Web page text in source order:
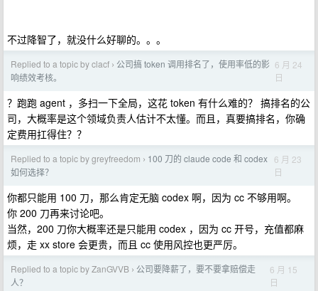
不过降智了，就没什么好聊的。。。
Replied to a topic by clacf › 公司搞 token 调用排名了，使用率低的影
响绩效考核。
6 月 24
日
？跑跑 agent ，多扫一下全局，这花 token 有什么难的？ 搞排名的公
司，大概率是这个领域负责人估计不太懂。而且，真要搞排名，你确
定费用扛得住？？
Replied to a topic by greyfreedom › 100 刀的 claude code 和 codex
如何选择？
6 月 23
日
你都只能用 100 刀，那么肯定无脑 codex 啊，因为 cc 不够用啊。
你 200 刀再来讨论吧。
当然，200 刀你大概率还是只能用 codex ，因为 cc 开号，充值都麻
烦，走 xx store 会更贵，而且 cc 使用风控也更严厉。
Replied to a topic by ZanGVVB › 公司要降薪了，要不要拿赔偿走
人？
6 月 15
日